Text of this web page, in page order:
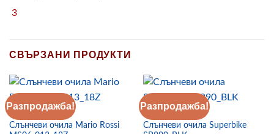
3
СВЪРЗАНИ ПРОДУКТИ
Разпродажба!
СЛЪНЧЕВИ ОЧИЛА
Слънчеви очила Mario Rossi
Разпродажба!
СЛЪНЧЕВИ ОЧИЛА
Слънчеви очила Superbike